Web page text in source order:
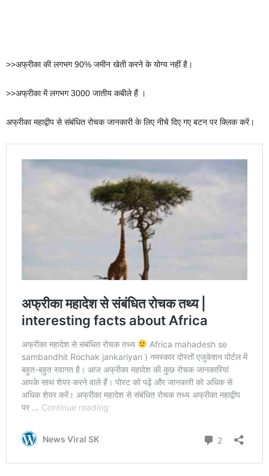
>>अफ्रीका की लगभग 90% जमीन खेती करने के योग्य नहीं है।
>>अफ्रीका में लगभग 3000 जातीय कबीले हैं ।
अफ्रीका महाद्वीप से संबंधित रोचक जानकारी के लिए नीचे दिए गए बटन पर क्लिक करें।